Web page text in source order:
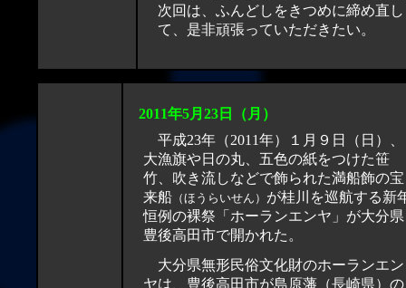
次回は、ふんどしをきつめに締め直し
て、是非頑張っていただきたい。
2011年5月 23日（月）
平成23年（2011年）１月９日（日）、
大漁旗や日の丸、五色の紙をつけた笹
竹、吹き流しなどで飾られた満船飾の宝
来船 （ほうらいせん） が桂川を巡航する新
恒例の裸祭「ホーランエンヤ」が大分県
豊後高田市で開かれた。
大分県無形民俗文化財のホーランエン
ヤは、豊後高田市が島原藩（長崎県）の